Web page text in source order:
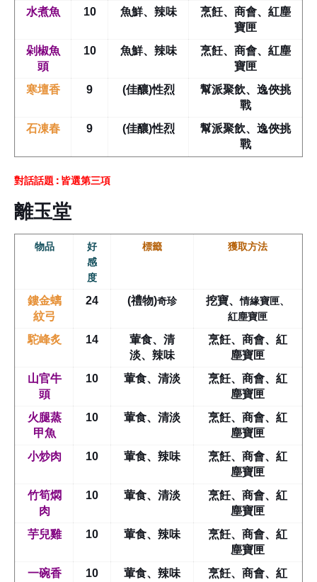
水煮魚
10 魚鮮、辣味
烹飪、商會、紅塵
寶匣
剁椒魚
頭
10 魚鮮、辣味
烹飪、商會、紅塵
寶匣
寒壇香
9 (佳釀)性烈
幫派聚飲、逸俠挑
戰
石凍春
9 (佳釀)性烈
幫派聚飲、逸俠挑
戰
對話話題 : 皆選第三項
離玉堂
物品
好
感
度
標籤 獲取方法
鏤金螭
紋弓
24 (禮物)奇珍 挖寶、情緣寶匣、
紅塵寶匣
駝峰炙 14
葷食、清
淡、辣味
烹飪、商會、紅
塵寶匣
山官牛
頭
10 葷食、清淡
烹飪、商會、紅
塵寶匣
火腿蒸
甲魚
10 葷食、清淡
烹飪、商會、紅
塵寶匣
小炒肉
10 葷食、辣味
烹飪、商會、紅
塵寶匣
竹筍燜
肉
10 葷食、清淡
烹飪、商會、紅
塵寶匣
芋兒雞
10 葷食、辣味
烹飪、商會、紅
塵寶匣
一碗香
10 葷食、辣味
烹飪、商會、紅